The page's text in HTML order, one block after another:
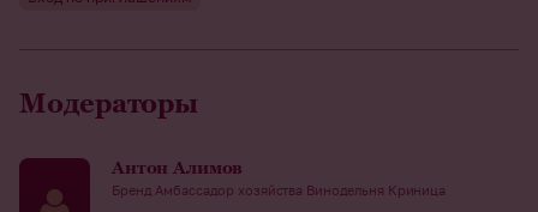
Модераторы
Антон Алимов
Бренд Амбассадор хозяйства Винодельня Криница